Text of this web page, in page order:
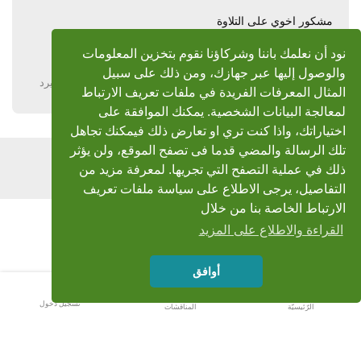
نود أن نعلمك باننا وشركاؤنا نقوم بتخزين المعلومات
والوصول إليها عبر جهازك، ومن ذلك على سبيل
المثال المعرفات الفريدة في ملفات تعريف الارتباط
لمعالجة البيانات الشخصية. يمكنك الموافقة على
اختياراتك، واذا كنت تري او تعارض ذلك فيمكنك تجاهل
تلك الرسالة والمضي قدما فى تصفح الموقع، ولن يؤثر
ذلك في عملية التصفح التي تجريها. لمعرفة مزيد من
التفاصيل، يرجى الاطلاع على سياسة ملفات تعريف
الارتباط الخاصة بنا من خلال
القراءة والاطلاع على المزيد
أوافق
مشكور اخوي على التلاوة
وتقبل تحياتي
يرد
اضف رد
الرّئيسيّة المناقشات تسجيل دخول